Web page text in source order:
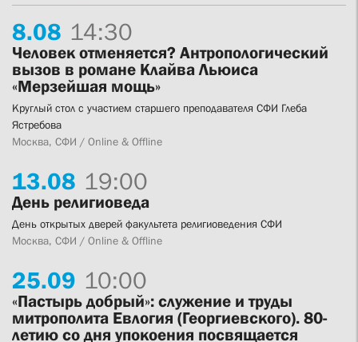
8.08 14:30
Человек отменяется? Антропологический
вызов в романе Клайва Льюиса
«Мерзейшая мощь»
Круглый стол с участием старшего преподавателя СФИ Глеба
Ястребова
Москва, СФИ / Online & Offline
13.08 19:00
День религиоведа
День открытых дверей факультета религиоведения СФИ
Москва, СФИ / Online & Offline
25.09 10:00
«Пастырь добрый»: служение и труды
митрополита Евлогия (Георгиевского). 80-
летию со дня упокоения посвящается